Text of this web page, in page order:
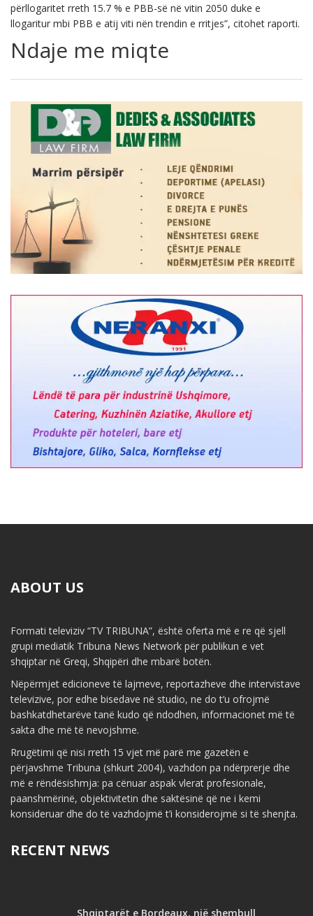
përllogaritet rreth 15.7 % e PBB-së në vitin 2050 duke e
llogaritur mbi PBB e atij viti nën trendin e rritjes”, citohet raporti.
Ndaje me miqte
ABOUT US
Formati televiziv “TV TRIBUNA”, është oferta më e re që sjell
grupi mediatik Tribuna News Network për publikun e vet
shqiptar në Greqi, Shqipëri dhe mbarë botën.
Nëpërmjet edicioneve të lajmeve, reportazheve dhe intervistave
televizive, por edhe bisedave në studio, ne do t’u ofrojmë
bashkatdhetarëve tanë kudo që ndodhen, informacionet më të
sakta dhe më të nevojshme.
Rrugëtimi që nisi rreth 15 vjet më parë me gazetën e
përjavshme Tribuna (shkurt 2004), vazhdon pa ndërprerje dhe
më e rëndësishmja: pa cënuar aspak vlerat profesionale,
paanshmërinë, objektivitetin dhe saktësinë që ne i kemi
konsideruar dhe do të vazhdojmë t’i konsiderojmë si të shenjta.
RECENT NEWS
Shqiptarët e Bordeaux, një shembull